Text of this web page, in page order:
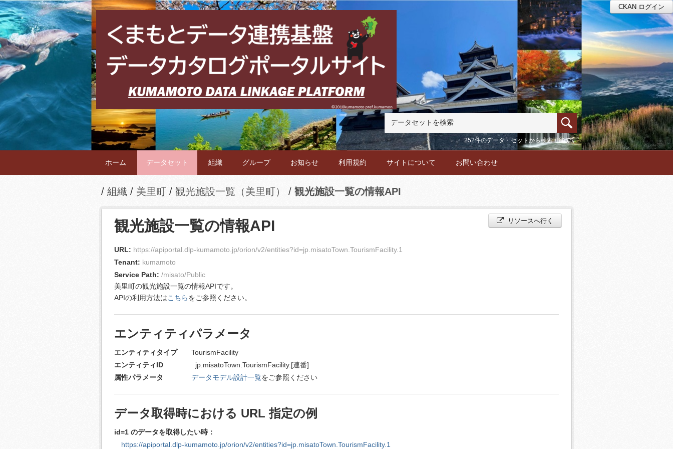
CKAN ログイン
252件のデータ・セットから検索可能です
ホーム データセット 組織 グループ お知らせ 利用規約 サイトについて お問い合わせ
組織 美里町 観光施設一覧（美里町） 観光施設一覧の情報API
リソースへ行く
観光施設一覧の情報API
URL: https://apiportal.dlp-kumamoto.jp/orion/v2/entities?id=jp.misatoTown.TourismFacility.1
Tenant: kumamoto
Service Path: /misato/Public
美里町の観光施設一覧の情報APIです。
APIの利用方法はこちらをご参照ください。
エンティティパラメータ
エンティティタイプTourismFacility
エンティティID jp.misatoTown.TourismFacility.[連番]
属性パラメータ
データモデル設計一覧をご参照ください
データ取得時における URL 指定の例
id=1 のデータを取得したい時：
https://apiportal.dlp-kumamoto.jp/orion/v2/entities?id=jp.misatoTown.TourismFacility.1